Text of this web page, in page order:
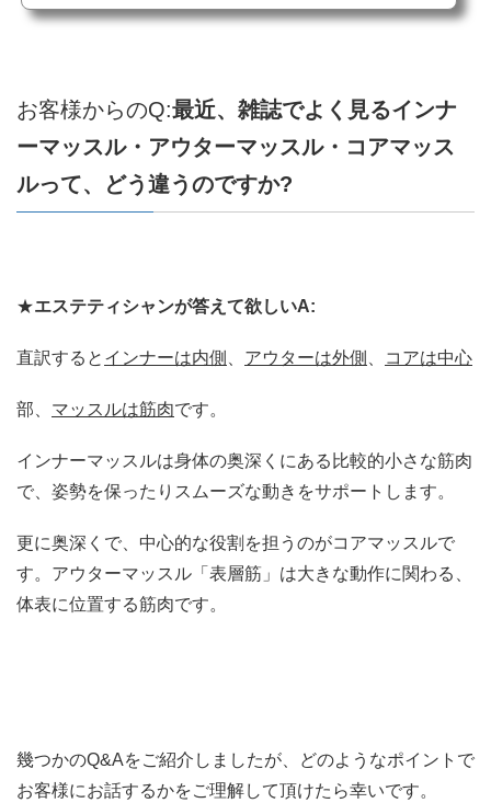
お客様からのQ:最近、雑誌でよく見るインナ
ーマッスル・アウターマッスル・コアマッス
ルって、どう違うのですか?
★エステティシャンが答えて欲しいA:
直訳すると インナーは内側 アウターは外側 コアは中心
部、 マッスルは筋肉です。
インナーマッスルは身体の奥深くにある比較的小さな筋肉
で、姿勢を保ったりスムーズな動きをサポートします。
更に奥深くで、中心的な役割を担うのがコアマッスルで
す。アウターマッスル「表層筋」は大きな動作に関わる、
体表に位置する筋肉です。
幾つかのQ&Aをご紹介しましたが、どのようなポイントで
お客様にお話するかをご理解して頂けたら幸いです。